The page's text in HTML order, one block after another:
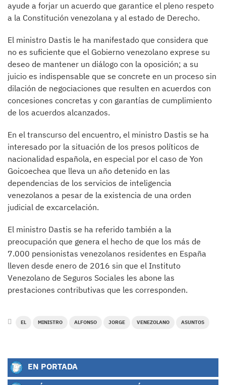
ayude a forjar un acuerdo que garantice el pleno respeto
a la Constitución venezolana y al estado de Derecho.
El ministro Dastis le ha manifestado que considera que
no es suficiente que el Gobierno venezolano exprese su
deseo de mantener un diálogo con la oposición; a su
juicio es indispensable que se concrete en un proceso sin
dilación de negociaciones que resulten en acuerdos con
concesiones concretas y con garantías de cumplimiento
de los acuerdos alcanzados.
En el transcurso del encuentro, el ministro Dastis se ha
interesado por la situación de los presos políticos de
nacionalidad española, en especial por el caso de Yon
Goicoechea que lleva un año detenido en las
dependencias de los servicios de inteligencia
venezolanos a pesar de la existencia de una orden
judicial de excarcelación.
El ministro Dastis se ha referido también a la
preocupación que genera el hecho de que los más de
7.000 pensionistas venezolanos residentes en España
lleven desde enero de 2016 sin que el Instituto
Venezolano de Seguros Sociales les abone las
prestaciones contributivas que les corresponden.
EL MINISTRO ALFONSO JORGE VENEZOLANO ASUNTOS
EN PORTADA